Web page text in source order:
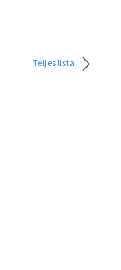
Teljes lista